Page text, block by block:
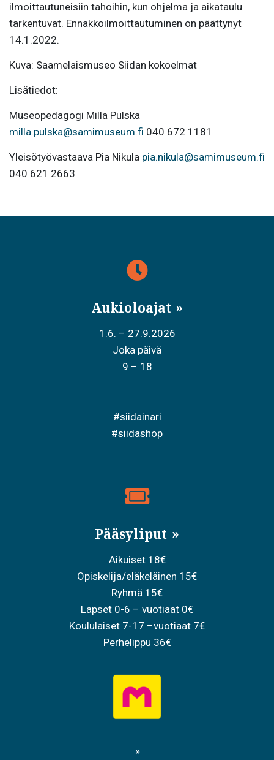
ilmoittautuneisiin tahoihin, kun ohjelma ja aikataulu
tarkentuvat. Ennakkoilmoittautuminen on päättynyt
14.1.2022.
Kuva: Saamelaismuseo Siidan kokoelmat
Lisätiedot:
Museopedagogi Milla Pulska
milla.pulska@samimuseum.fi 040 672 1181
Yleisötyövastaava Pia Nikula pia.nikula@samimuseum.fi
040 621 2663
Aukioloajat
1.6. – 27.9.2026
Joka päivä
9 – 18
#siidainari
#siidashop
Pääsyliput
Aikuiset 18€
Opiskelija/eläkeläinen 15€
Ryhmä 15€
Lapset 0-6 – vuotiaat 0€
Koululaiset 7-17 –vuotiaat 7€
Perhelippu 36€